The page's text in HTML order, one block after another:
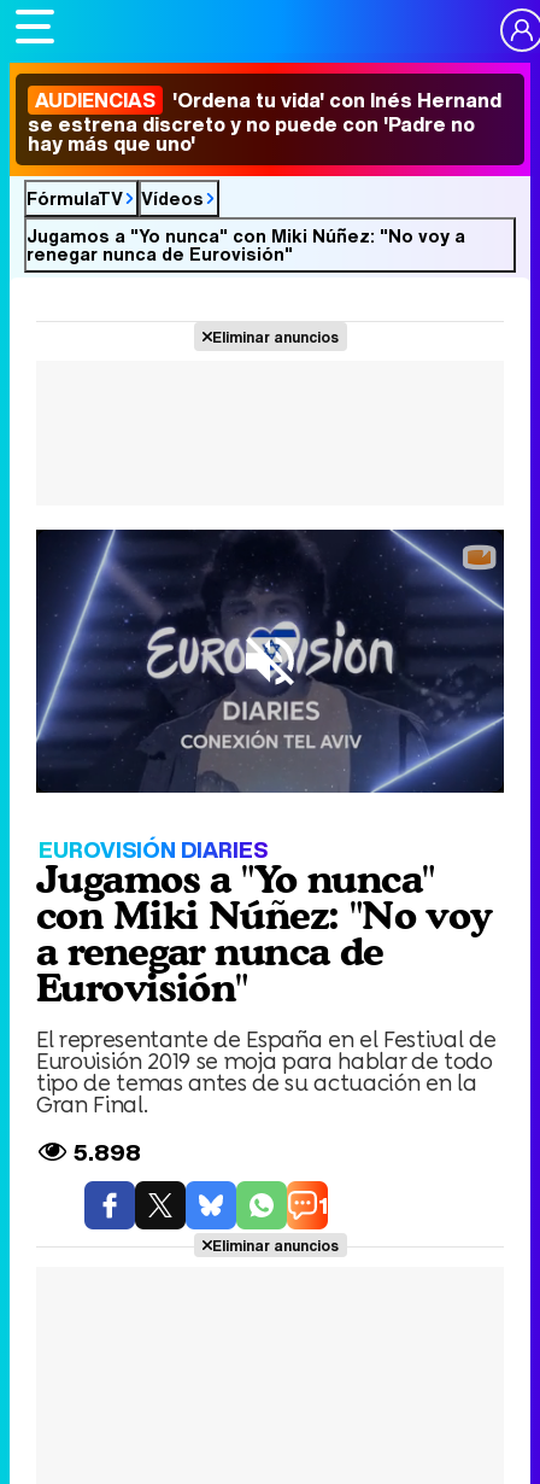
AUDIENCIAS 'Ordena tu vida' con Inés Hernand
se estrena discreto y no puede con 'Padre no
hay más que uno'
FórmulaTV
Vídeos
Jugamos a "Yo nunca" con Miki Núñez: "No voy a
renegar nunca de Eurovisión"
Eliminar anuncios
/
Loaded:
EUROVISIÓN DIARIES
Jugamos a "Yo nunca"
con Miki Núñez: "No voy
a renegar nunca de
Eurovisión"
El representante de España en el Festival de
Eurovisión 2019 se moja para hablar de todo
tipo de temas antes de su actuación en la
Gran Final.
5.898
1
Eliminar anuncios